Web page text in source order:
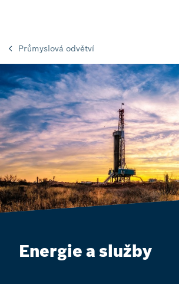
Průmyslová odvětví
Energie a služby